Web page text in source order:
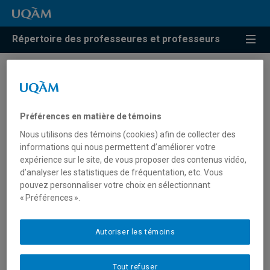
Répertoire des professeures et professeurs
Résultats de recherche pour
Fortin, Mélissa
fortin.melissa@uqam.ca
Gouvernance des OSBL
Préférences en matière de témoins
Nous utilisons des témoins (cookies) afin de collecter des
informations qui nous permettent d’améliorer votre
expérience sur le site, de vous proposer des contenus vidéo,
d’analyser les statistiques de fréquentation, etc. Vous
pouvez personnaliser votre choix en sélectionnant
« Préférences ».
Tout refuser
Autoriser les témoins